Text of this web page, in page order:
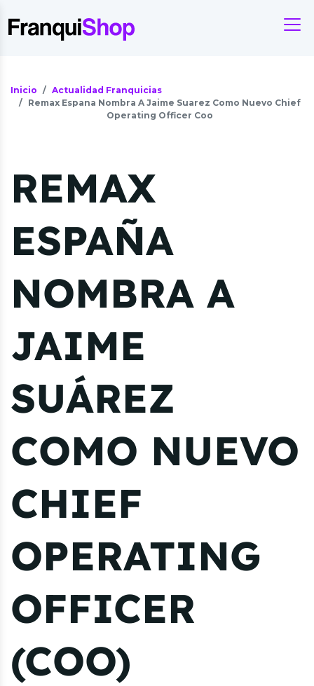
Inicio
Actualidad Franquicias
Remax Espana Nombra A Jaime Suarez Como Nuevo Chief
Operating Officer Coo
REMAX
ESPAÑA
NOMBRA A
JAIME
SUÁREZ
COMO NUEVO
CHIEF
OPERATING
OFFICER
(COO)